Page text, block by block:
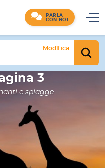
PARLA
CON NOI
Modifica
3
e spiagge